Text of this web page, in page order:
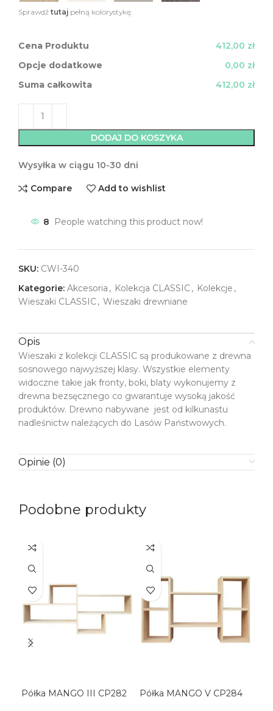
Sprawdź tutaj pełną kolorystykę.
Cena Produktu
412,00 zł
Opcje dodatkowe
0,00 zł
Suma całkowita
412,00 zł
DODAJ DO KOSZYKA
Wysyłka w ciągu 10-30 dni
Compare Add to wishlist
8 People watching this product now!
SKU: CWI-340
Kategorie: Akcesoria , Kolekcja CLASSIC, Kolekcje ,
Wieszaki CLASSIC, Wieszaki drewniane
Opis
Wieszaki z kolekcji CLASSIC są produkowane z drewna
sosnowego najwyższej klasy. Wszystkie elementy
widoczne takie jak fronty, boki, blaty wykonujemy z
drewna bezsęcznego co gwarantuje wysoką jakość
produktów. Drewno nabywane jest od kilkunastu
nadleśnictw należących do Lasów Państwowych.
Opinie (0)
Podobne produkty
Półka MANGO III CP282 Półka MANGO V CP284